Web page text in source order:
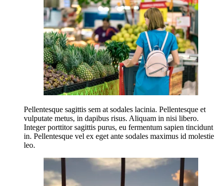
Pellentesque sagittis sem at sodales lacinia. Pellentesque et
vulputate metus, in dapibus risus. Aliquam in nisi libero.
Integer porttitor sagittis purus, eu fermentum sapien tincidunt
in. Pellentesque vel ex eget ante sodales maximus id molestie
leo.